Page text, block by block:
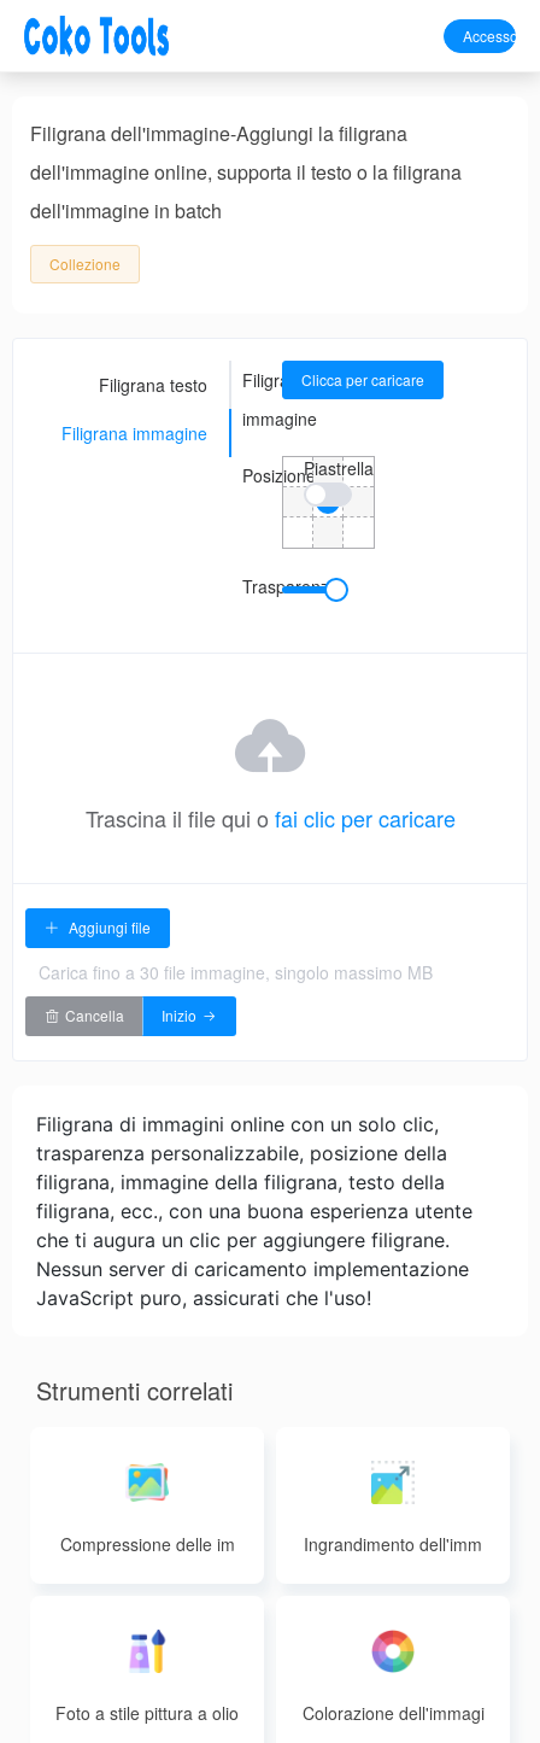
Accesso
Filigrana dell'immagine-Aggiungi la filigrana
dell'immagine online, supporta il testo o la filigrana
dell'immagine in batch
Collezione
Filigrana testo
Filigrana immagine
Filigrana
immagine
Clicca per caricare
PosizionePiastrella
Trasparenza
Trascina il file qui o fai clic per caricare
Aggiungi file
Carica fino a 30 file immagine, singolo massimo MB
Cancella Inizio
Filigrana di immagini online con un solo clic,
trasparenza personalizzabile, posizione della
filigrana, immagine della filigrana, testo della
filigrana, ecc., con una buona esperienza utente
che ti augura un clic per aggiungere filigrane.
Nessun server di caricamento implementazione
JavaScript puro, assicurati che l'uso!
Strumenti correlati
Compressione delle im
Ingrandimento dell'imm
Foto a stile pittura a olio
Colorazione dell'immagi